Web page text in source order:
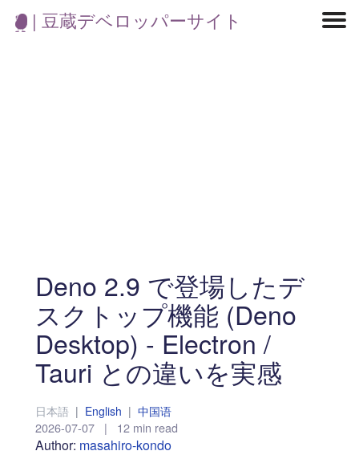
| 豆蔵デベロッパーサイト
Deno 2.9 で登場したデ
スクトップ機能 (Deno
Desktop) - Electron /
Tauri との違いを実感
日本語 | English | 中国语
2026-07-07 | 12 min read
Author: masahiro-kondo